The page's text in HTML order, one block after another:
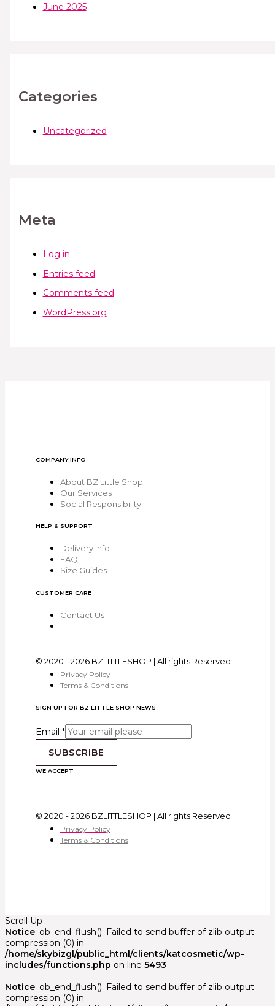
June 2025
Categories
Uncategorized
Meta
Log in
Entries feed
Comments feed
WordPress.org
COMPANY INFO
About BZ Little Shop
Our Services
Social Responsibility
HELP & SUPPORT
Delivery Info
FAQ
Size Guides
CUSTOMER CARE
Contact Us
© 2020 - 2026 BZLITTLESHOP | All rights Reserved
Privacy Policy
Terms & Conditions
SIGN UP FOR BZ LITTLE SHOP NEWS
Email *
SUBSCRIBE
WE ACCEPT
© 2020 - 2026 BZLITTLESHOP | All rights Reserved
Privacy Policy
Terms & Conditions
Scroll Up
Notice: ob_end_flush(): Failed to send buffer of zlib output
compression (0) in
/home/skybizgl/public_html/clients/katcosmetic/wp-
includes/functions.php on line 5493
Notice: ob_end_flush(): Failed to send buffer of zlib output
compression (0) in